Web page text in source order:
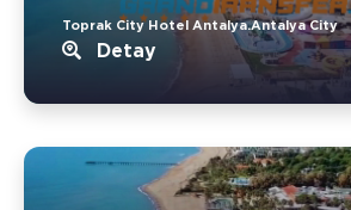
Toprak City Hotel Antalya.Antalya City
Detay